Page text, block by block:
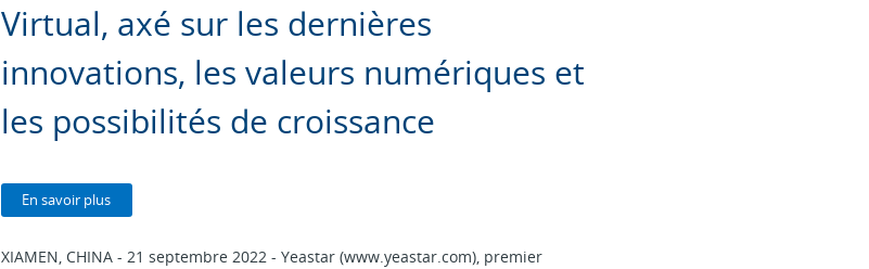
Virtual, axé sur les dernières
innovations, les valeurs numériques et
les possibilités de croissance
En savoir plus
XIAMEN, CHINA - 21 septembre 2022 - Yeastar (www.yeastar.com), premier